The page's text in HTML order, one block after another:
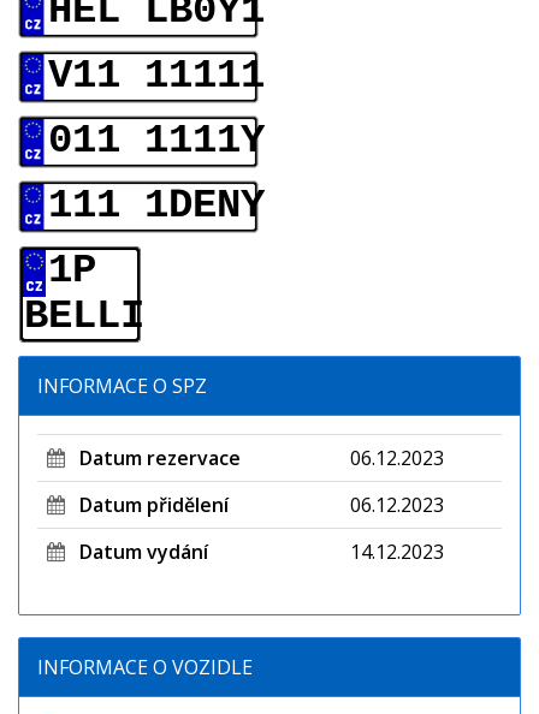
HEL LB0Y1
V11 11111
011 1111Y
111 1DENY
1P
BELLI
INFORMACE O SPZ
Datum rezervace
06.12.2023
Datum přidělení
06.12.2023
Datum vydání
14.12.2023
INFORMACE O VOZIDLE